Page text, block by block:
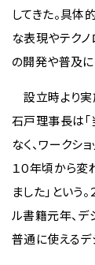
してきた。具体
な表現やテクノ
の開発や普及に
設立時より実
石戸理事長は
なく、ワークシ
１０年頃から変
ました」という
ル書籍元年、デ
普通に使える